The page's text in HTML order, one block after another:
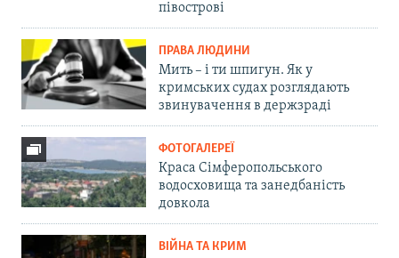
півострові
ПРАВА ЛЮДИНИ
Мить – і ти шпигун. Як у
кримських судах розглядають
звинувачення в держзраді
ФОТОГАЛЕРЕЇ
Краса Сімферопольського
водосховища та занедбаність
довкола
ВІЙНА ТА КРИМ